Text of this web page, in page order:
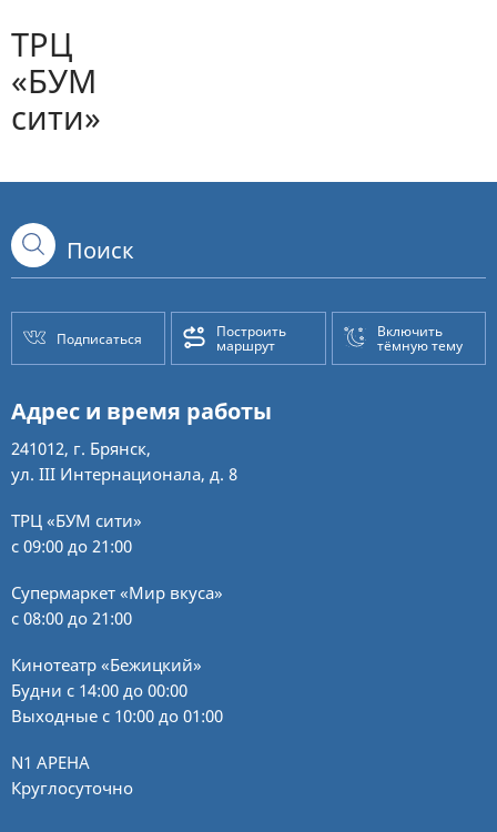
ТРЦ
«БУМ
сити»
Подписаться Построить
маршрут
Включить
тёмную тему
Адрес и время работы
241012, г. Брянск,
ул. III Интернационала, д. 8
ТРЦ «БУМ сити»
с 09:00 до 21:00
Супермаркет «Мир вкуса»
с 08:00 до 21:00
Кинотеатр «Бежицкий»
Будни с 14:00 до 00:00
Выходные с 10:00 до 01:00
N1 АРЕНА
Круглосуточно